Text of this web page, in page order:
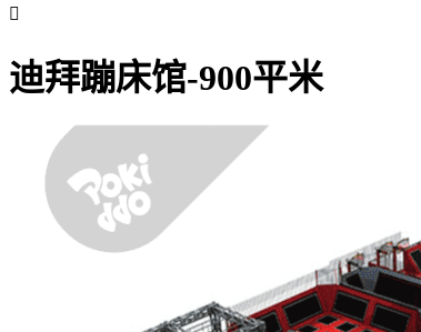

迪拜蹦床馆-900平米